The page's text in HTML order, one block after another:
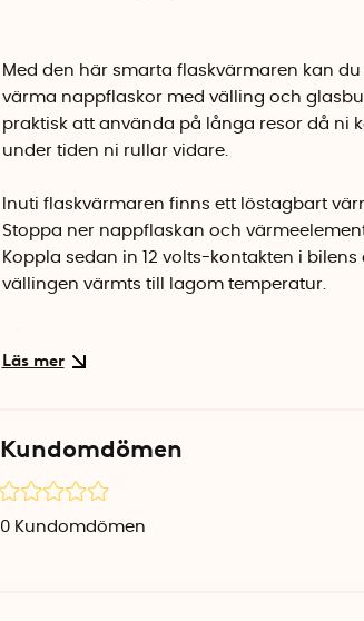
Med den här smarta flaskvärmaren kan
värma nappflaskor med välling och
praktisk att använda på långa resor då ni
under tiden ni rullar vidare.
Inuti flaskvärmaren finns ett löstagbart
Stoppa ner nappflaskan och
Koppla sedan in 12 volts-kontakten i
vällingen värmts till lagom temperatur.
nappar och andra småsaker i. I det lilla
flaskhållaren.
Flaskvärmaren kan användas med de
samt barnmatsburkar av glas.
Kundomdömen
0 Kundomdömen